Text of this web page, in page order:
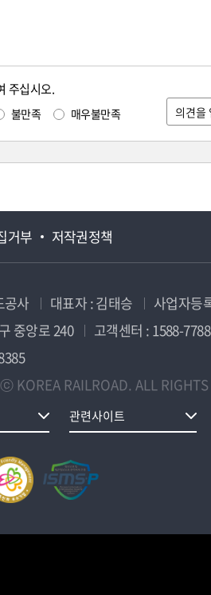
주십시오.
불만족 매우불만족
거부 저작권정책
공사 대표자 : 김태승 사업자등
중앙로 240
고객센터 : 1588-
KOREA RAILROAD. ALL RIGHTS
관련사이트